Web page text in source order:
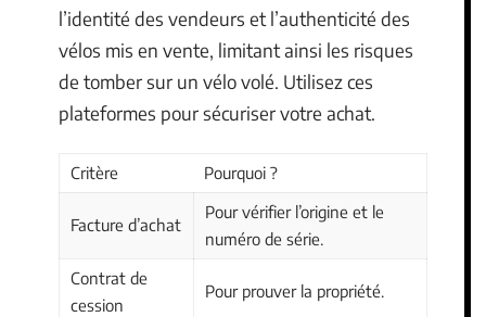
l’identité des vendeurs et l’authenticité des
vélos mis en vente, limitant ainsi les risques
de tomber sur un vélo volé. Utilisez ces
plateformes pour sécuriser votre achat.
Critère Pourquoi ?
Facture d’achat
Pour vérifier l’origine et le
numéro de série.
Contrat de
cession
Pour prouver la propriété.